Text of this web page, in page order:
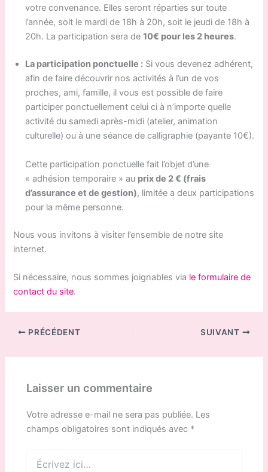
votre convenance. Elles seront réparties sur toute
l’année, soit le mardi de 18h à 20h, soit le jeudi de 18h à
20h. La participation sera de10€ pour les 2 heures.
La participation ponctuelle : Si vous devenez adhérent,
afin de faire découvrir nos activités à l’un de vos
proches, ami, famille, il vous est possible de faire
participer ponctuellement celui ci à n’importe quelle
activité du samedi après-midi (atelier, animation
culturelle) ou à une séance de calligraphie (payante 10€).
Cette participation ponctuelle fait l’objet d’une
« adhésion temporaire » au prix de 2 € (frais
d’assurance et de gestion), limitée a deux participations
pour la même personne.
Nous vous invitons à visiter l’ensemble de notre site
internet.
Si nécessaire, nous sommes joignables via le formulaire de
contact du site.
PRÉCÉDENT SUIVANT
Laisser un commentaire
Votre adresse e-mail ne sera pas publiée. Les
champs obligatoires sont indiqués avec *
ici…